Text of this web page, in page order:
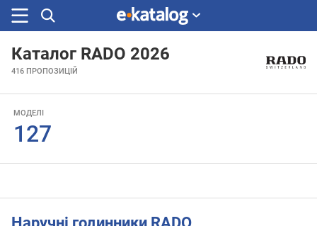
Шукали
Каталог RADO 2026
416 ПРОПОЗИЦІЙ
МОДЕЛІ
127